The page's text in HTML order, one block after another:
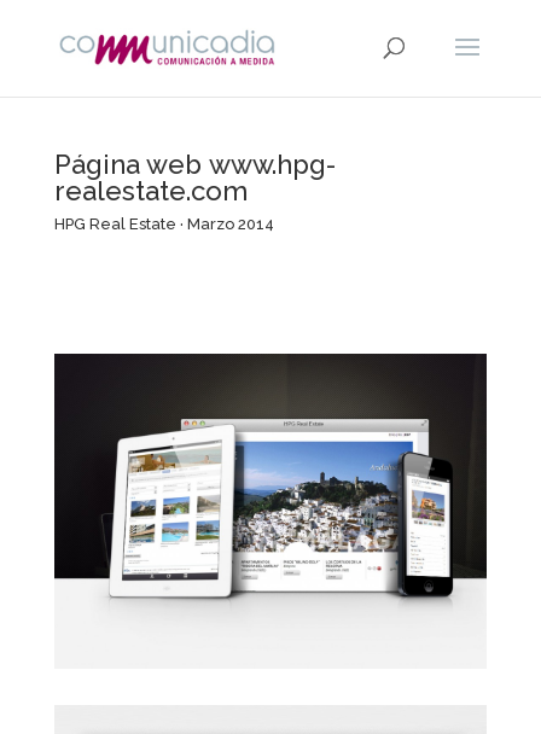
Página web www.hpg-
realestate.com
HPG Real Estate · Marzo 2014